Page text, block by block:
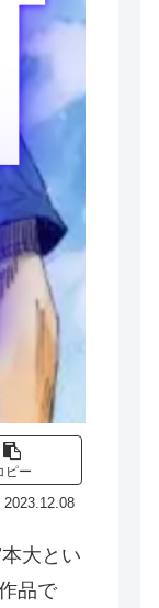
ピー
2023.12.08
大とい
品で